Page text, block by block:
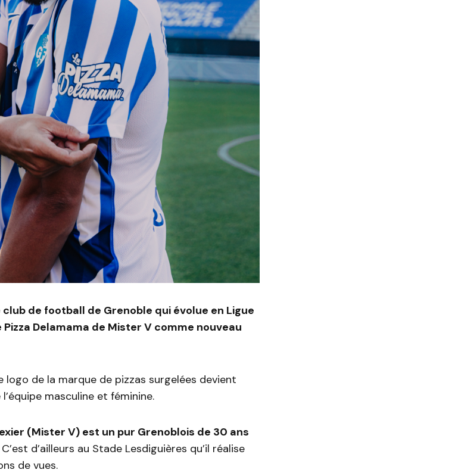
de football de Grenoble qui évolue en Ligue
Delamama de Mister V comme nouveau
logo de la marque de pizzas surgelées devient
masculine et féminine.
(Mister V) est un pur Grenoblois de 30 ans
d’ailleurs au Stade Lesdiguières qu’il réalise
de vues.